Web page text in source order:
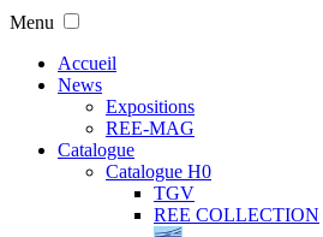
Menu
Accueil
News
Expositions
REE-MAG
Catalogue
Catalogue H0
TGV
REE COLLECTION